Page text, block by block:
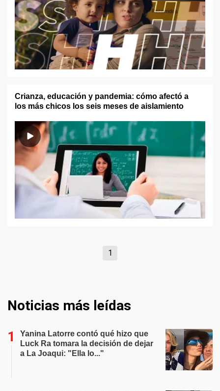
Crianza, educación y pandemia: cómo afectó a
los más chicos los seis meses de aislamiento
1
Noticias más leídas
Yanina Latorre contó qué hizo que
Luck Ra tomara la decisión de dejar
a La Joaqui: "Ella lo..."